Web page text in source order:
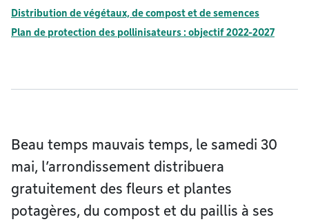
Distribution de végétaux, de compost et de semences
Plan de protection des pollinisateurs : objectif 2022-2027
Beau temps mauvais temps, le samedi 30
mai, l’arrondissement distribuera
gratuitement des fleurs et plantes
potagères, du compost et du paillis à ses